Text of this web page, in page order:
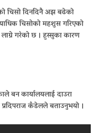
चिसो दिनदिनै अझ बढेको
चिसोको महशुस गरिएको
गरेको छ । हुस्सुका कारण
बन कार्यालयलाई दाउरा
कँडेलले बताउनुभयो ।